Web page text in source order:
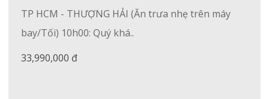
TP HCM - THƯỢNG HẢI (Ăn trưa nhẹ trên máy
bay/Tối) 10h00: Quý khá..
33,990,000 đ